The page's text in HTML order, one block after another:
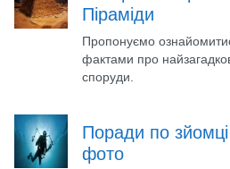
Піраміди
Пропонуємо
фактами про
споруди.
Поради по зйомці
фото